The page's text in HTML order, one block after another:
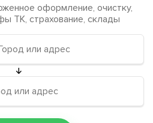
оформление, очистку,
ТК, страхование, склады